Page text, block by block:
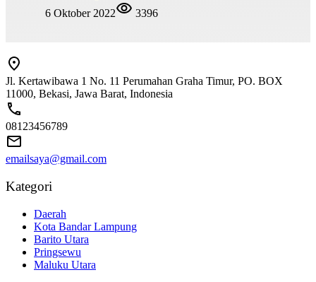
6 Oktober 2022
3396
Jl. Kertawibawa 1 No. 11 Perumahan Graha Timur, PO. BOX
11000, Bekasi, Jawa Barat, Indonesia
08123456789
emailsaya@gmail.com
Kategori
Daerah
Kota Bandar Lampung
Barito Utara
Pringsewu
Maluku Utara